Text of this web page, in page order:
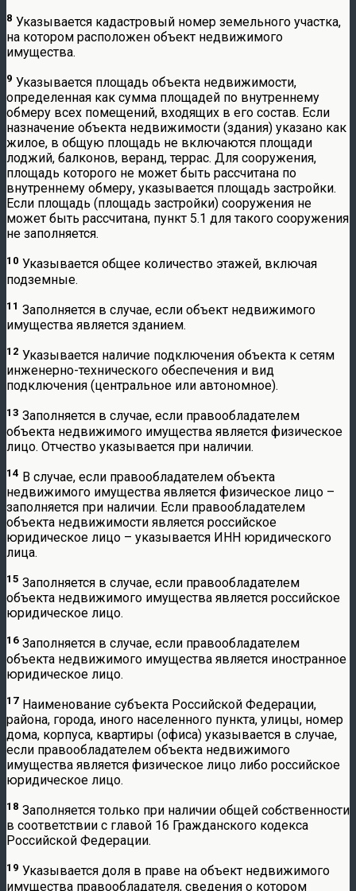
8 Указывается кадастровый номер земельного участка,
на котором расположен объект недвижимого
имущества.
9 Указывается площадь объекта недвижимости,
определенная как сумма площадей по внутреннему
обмеру всех помещений, входящих в его состав. Если
назначение объекта недвижимости (здания) указано как
жилое, в общую площадь не включаются площади
лоджий, балконов, веранд, террас. Для сооружения,
площадь которого не может быть рассчитана по
внутреннему обмеру, указывается площадь застройки.
Если площадь (площадь застройки) сооружения не
может быть рассчитана, пункт 5.1 для такого сооружения
не заполняется.
10 Указывается общее количество этажей, включая
подземные.
11 Заполняется в случае, если объект недвижимого
имущества является зданием.
12 Указывается наличие подключения объекта к сетям
инженерно-технического обеспечения и вид
подключения (центральное или автономное).
13 Заполняется в случае, если правообладателем
объекта недвижимого имущества является физическое
лицо. Отчество указывается при наличии.
14 В случае, если правообладателем объекта
недвижимого имущества является физическое лицо –
заполняется при наличии. Если правообладателем
объекта недвижимости является российское
юридическое лицо – указывается ИНН юридического
лица.
15 Заполняется в случае, если правообладателем
объекта недвижимого имущества является российское
юридическое лицо.
16 Заполняется в случае, если правообладателем
объекта недвижимого имущества является иностранное
юридическое лицо.
17 Наименование субъекта Российской Федерации,
района, города, иного населенного пункта, улицы, номер
дома, корпуса, квартиры (офиса) указывается в случае,
если правообладателем объекта недвижимого
имущества является физическое лицо либо российское
юридическое лицо.
18 Заполняется только при наличии общей собственности
в соответствии с главой 16 Гражданского кодекса
Российской Федерации.
19 Указывается доля в праве на объект недвижимого
имущества правообладателя, сведения о котором